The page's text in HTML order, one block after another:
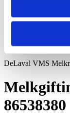
Ga naar het begin
DeLaval VMS
86538380